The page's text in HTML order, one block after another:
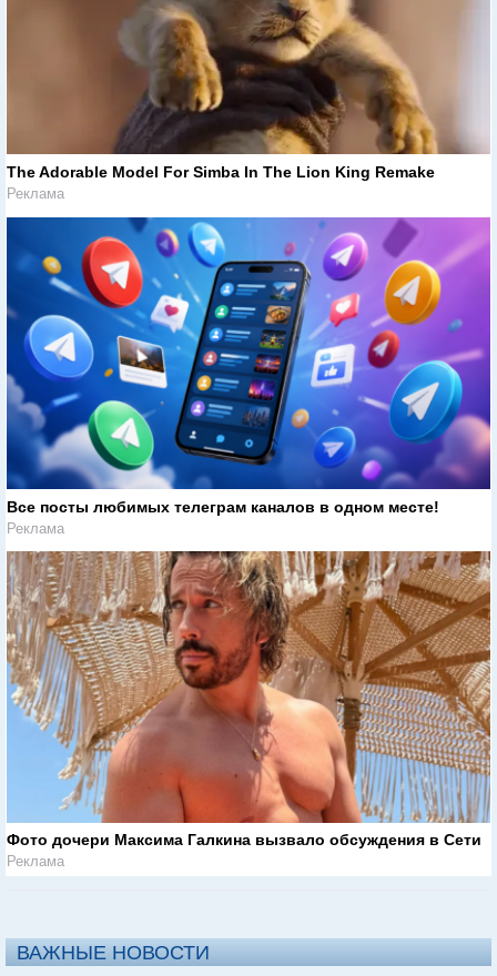
The Adorable Model For Simba In The Lion King Remake
Реклама
Все посты любимых телеграм каналов в одном месте!
Реклама
Фото дочери Максима Галкина вызвало обсуждения в Сети
Реклама
ВАЖНЫЕ НОВОСТИ